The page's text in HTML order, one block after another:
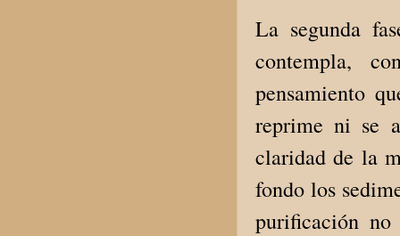
La segunda
contempla,
pensamiento
reprime ni se
claridad de la
fondo los
purificación